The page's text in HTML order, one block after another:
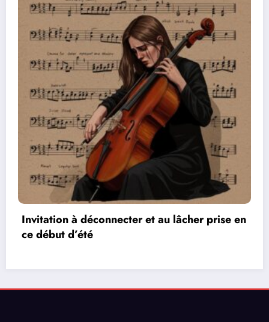
en
Les réseaux de communication entre
vidéos